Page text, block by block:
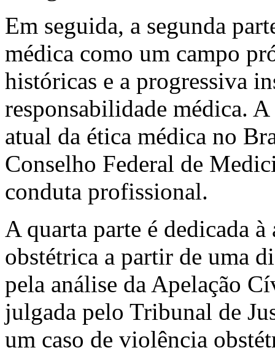
Em seguida, a segunda
médica como um campo
históricas e a progressiva
responsabilidade médica.
atual da ética médica no
Conselho Federal de
conduta profissional.
A quarta parte é dedicada
obstétrica a partir de uma
pela análise da Apelação
julgada pelo Tribunal de
um caso de violência